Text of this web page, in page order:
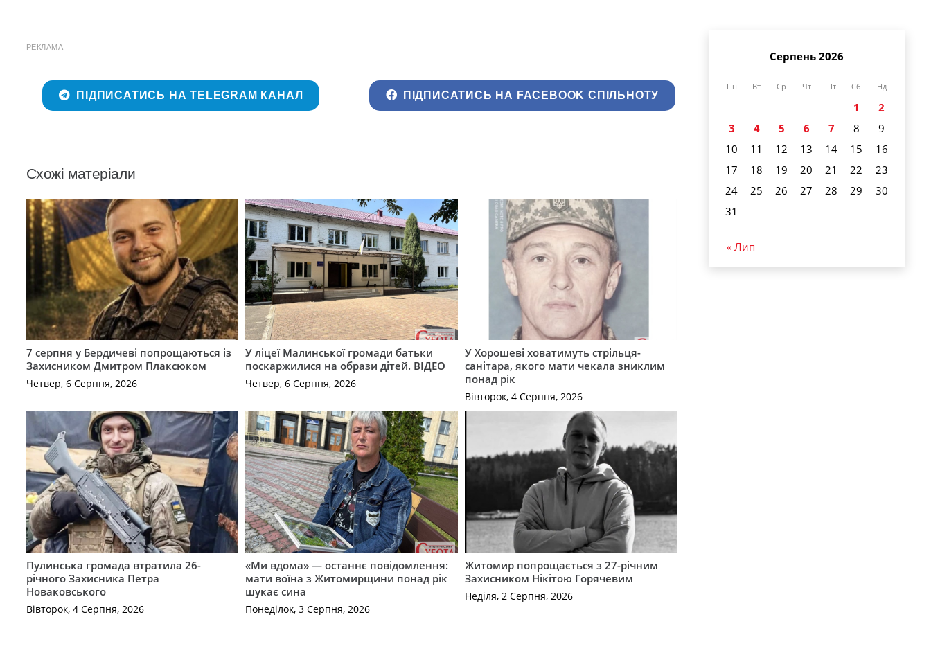
РЕКЛАМА
ПІДПИСАТИСЬ НА TELEGRAM КАНАЛ ПІДПИСАТИСЬ НА FACEBOOK СПІЛЬНОТУ
Схожі матеріали
7 серпня у Бердичеві попрощаються із
Захисником Дмитром Плаксюком
Четвер, 6 Серпня, 2026
У ліцеї Малинської громади батьки
поскаржилися на образи дітей. ВІДЕО
Четвер, 6 Серпня, 2026
У Хорошеві ховатимуть стрільця-
санітара, якого мати чекала зниклим
понад рік
Вівторок, 4 Серпня, 2026
Пулинська громада втратила 26-
річного Захисника Петра
Новаковського
Вівторок, 4 Серпня, 2026
«Ми вдома» — останнє повідомлення:
мати воїна з Житомирщини понад рік
шукає сина
Понеділок, 3 Серпня, 2026
Житомир попрощається з 27-річним
Захисником Нікітою Горячевим
Неділя, 2 Серпня, 2026
Серпень 2026
Пн Вт Ср Чт Пт Сб Нд
1
2
3
4 5 6 7 8
9
10
11 12 13 14 15
16
17
18 19 20 21 22
23
24
25 26 27 28 29
30
31
« Лип